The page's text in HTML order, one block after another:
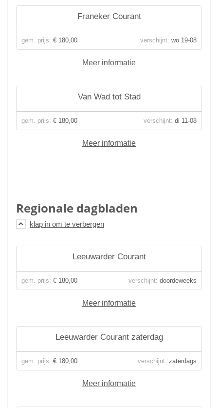
Franeker Courant
gem. prijs: € 180,00 verschijnt: wo 19-08
Meer informatie
Van Wad tot Stad
gem. prijs: € 180,00 verschijnt: di 11-08
Meer informatie
Regionale dagbladen
Leeuwarder Courant
gem. prijs: € 180,00 verschijnt: doordeweeks
Meer informatie
Leeuwarder Courant zaterdag
gem. prijs: € 180,00 verschijnt: zaterdags
Meer informatie